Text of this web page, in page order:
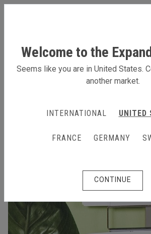
Welcome to the
Seems like you are in United States.
another market.
INTERNATIONAL UNITED
FRANCE GERMANY
CONTINUE